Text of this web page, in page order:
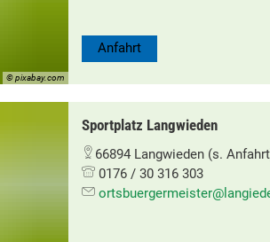
© pixabay.com
Anfahrt
Sportplatz Langwieden
66894 Langwieden (s.
0176 / 30 316 303